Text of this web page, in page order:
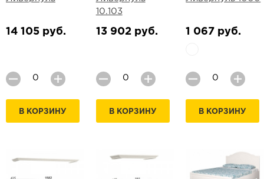
14 105 руб.
В КОРЗИНУ
10.103
13 902 руб.
В КОРЗИНУ
1 067 руб.
В КОРЗИНУ